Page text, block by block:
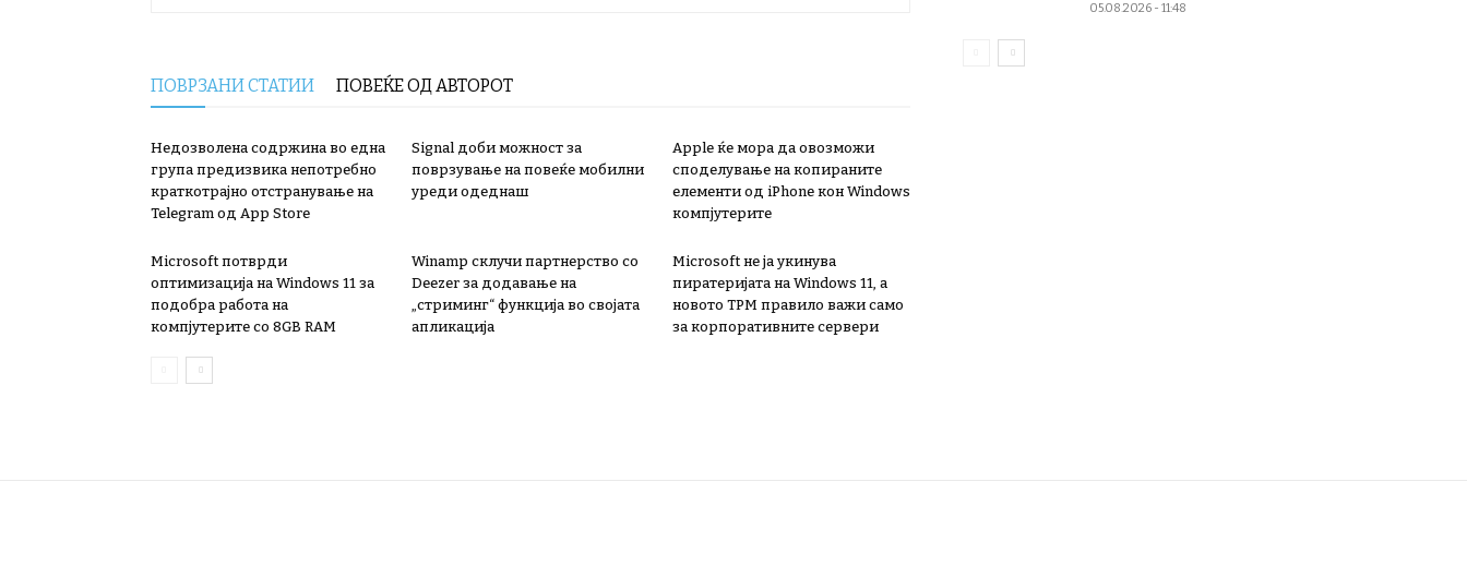
ПОВРЗАНИ СТАТИИ ПОВЕЌЕ ОД АВТОРОТ
Недозволена содржина во една
група предизвика непотребно
краткотрајно отстранување на
Telegram од App Store
Signal доби можност за
поврзување на повеќе мобилни
уреди одеднаш
Apple ќе мора да овозможи
споделување на копираните
елементи од iPhone кон Windows
компјутерите
Microsoft потврди
оптимизација на Windows 11 за
подобра работа на
компјутерите со 8GB RAM
Winamp склучи партнерство со
Deezer за додавање на
„стриминг“ функција во својата
апликација
Microsoft не ја укинува
пиратеријата на Windows 11, а
новото TPM правило важи само
за корпоративните сервери
05.08.2026 - 11:48